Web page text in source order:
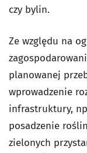
czy bylin.
Ze względu na
planowanej
wprowadzenie
infrastruktury,
posadzenie
zielonych